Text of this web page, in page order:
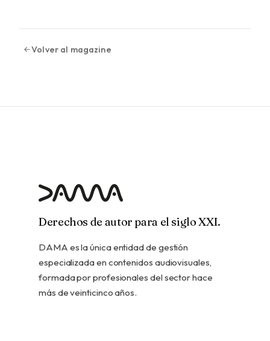
Volver al magazine
Derechos de autor para el siglo XXI.
DAMA es la única entidad de gestión
especializada en contenidos audiovisuales,
formada por profesionales del sector hace
más de veinticinco años.